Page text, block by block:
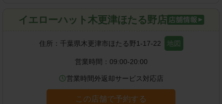
イエローハット木更津ほたる野店
住所： 千葉県木更津市ほたる野1-17-22 地図
営業時間： 09:00-20:00
営業時間外返却サービス対応店
この店舗で予約する